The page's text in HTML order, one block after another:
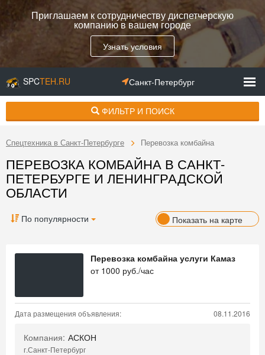
Приглашаем к сотрудничеству диспетчерскую
компанию в вашем городе
Узнать условия
SPCTEH.RU Санкт-Петербург
ФИЛЬТР И ПОИСК
Спецтехника в Санкт-Петербурге Перевозка комбайна
ПЕРЕВОЗКА КОМБАЙНА В САНКТ-
ПЕТЕРБУРГЕ И ЛЕНИНГРАДСКОЙ
ОБЛАСТИ
По популярности Показать на карте
Перевозка комбайна услуги Камаз
от 1000 руб./час
Дата размещения объявления: 08.11.2016
Компания: АСКОН
г.Санкт-Петербург